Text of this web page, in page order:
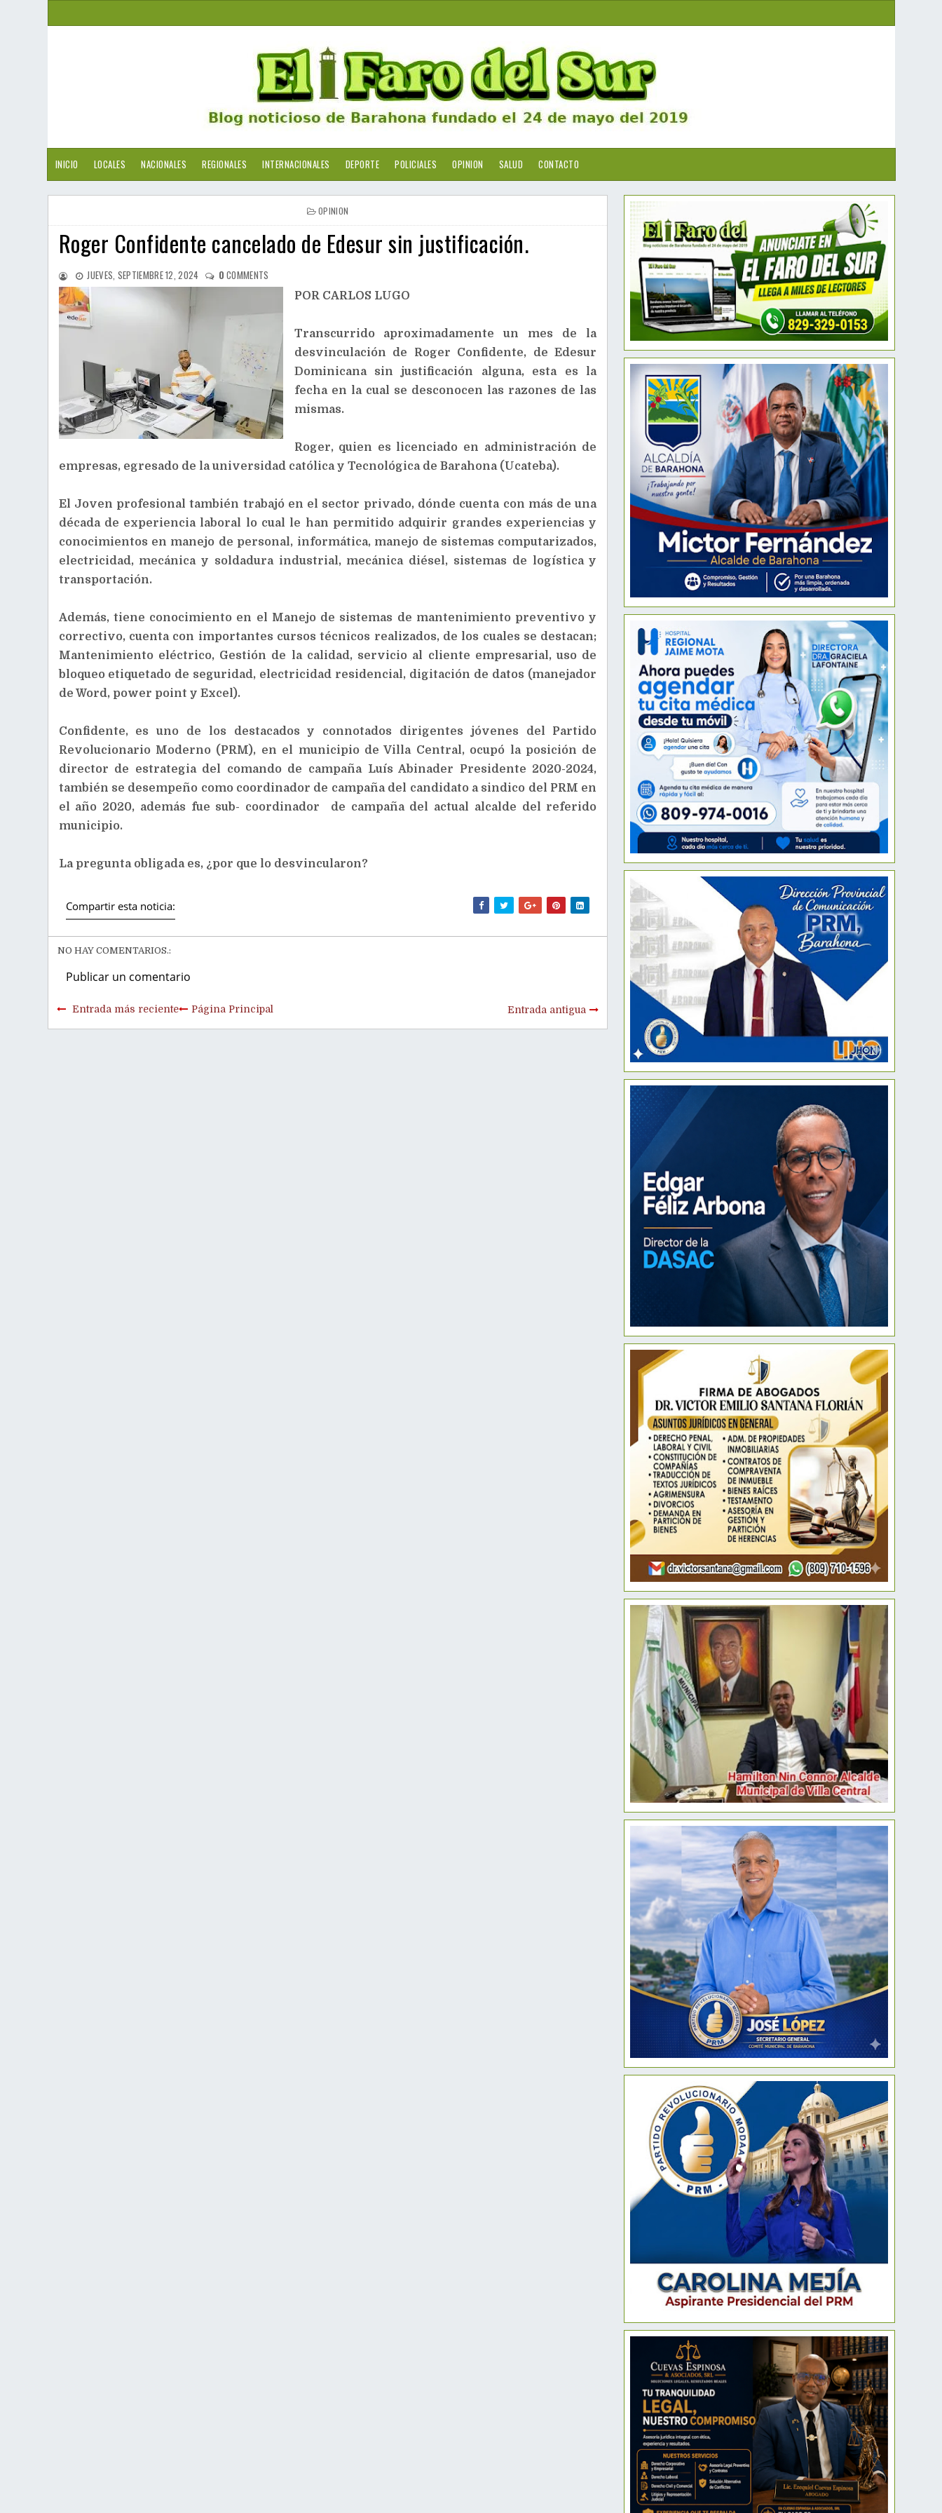
INICIO LOCALES NACIONALES REGIONALES INTERNACIONALES DEPORTE POLICIALES OPINION SALUD CONTACTO
OPINION
Roger Confidente cancelado de Edesur sin justificación.
JUEVES, SEPTIEMBRE 12, 2024 0 COMMENTS
POR CARLOS LUGO
Transcurrido aproximadamente un mes de la
desvinculación de Roger Confidente, de Edesur
Dominicana sin justificación alguna, esta es la
fecha en la cual se desconocen las razones de las
mismas.
Roger, quien es licenciado en administración de
empresas, egresado de la universidad católica y Tecnológica de Barahona (Ucateba).
El Joven profesional también trabajó en el sector privado, dónde cuenta con más de una
década de experiencia laboral lo cual le han permitido adquirir grandes experiencias y
conocimientos en manejo de personal, informática, manejo de sistemas computarizados,
electricidad, mecánica y soldadura industrial, mecánica diésel, sistemas de logística y
transportación.
Además, tiene conocimiento en el Manejo de sistemas de mantenimiento preventivo y
correctivo, cuenta con importantes cursos técnicos realizados, de los cuales se destacan;
Mantenimiento eléctrico, Gestión de la calidad, servicio al cliente empresarial, uso de
bloqueo etiquetado de seguridad, electricidad residencial, digitación de datos (manejador
de Word, power point y Excel).
Confidente, es uno de los destacados y connotados dirigentes jóvenes del Partido
Revolucionario Moderno (PRM), en el municipio de Villa Central, ocupó la posición de
director de estrategia del comando de campaña Luís Abinader Presidente 2020-2024,
también se desempeño como coordinador de campaña del candidato a sindico del PRM en
el año 2020, además fue sub- coordinador de campaña del actual alcalde del referido
municipio.
La pregunta obligada es, ¿por que lo desvincularon?
Compartir esta noticia:
NO HAY COMENTARIOS.:
Publicar un comentario
Entrada más reciente Entrada antigua
Página Principal